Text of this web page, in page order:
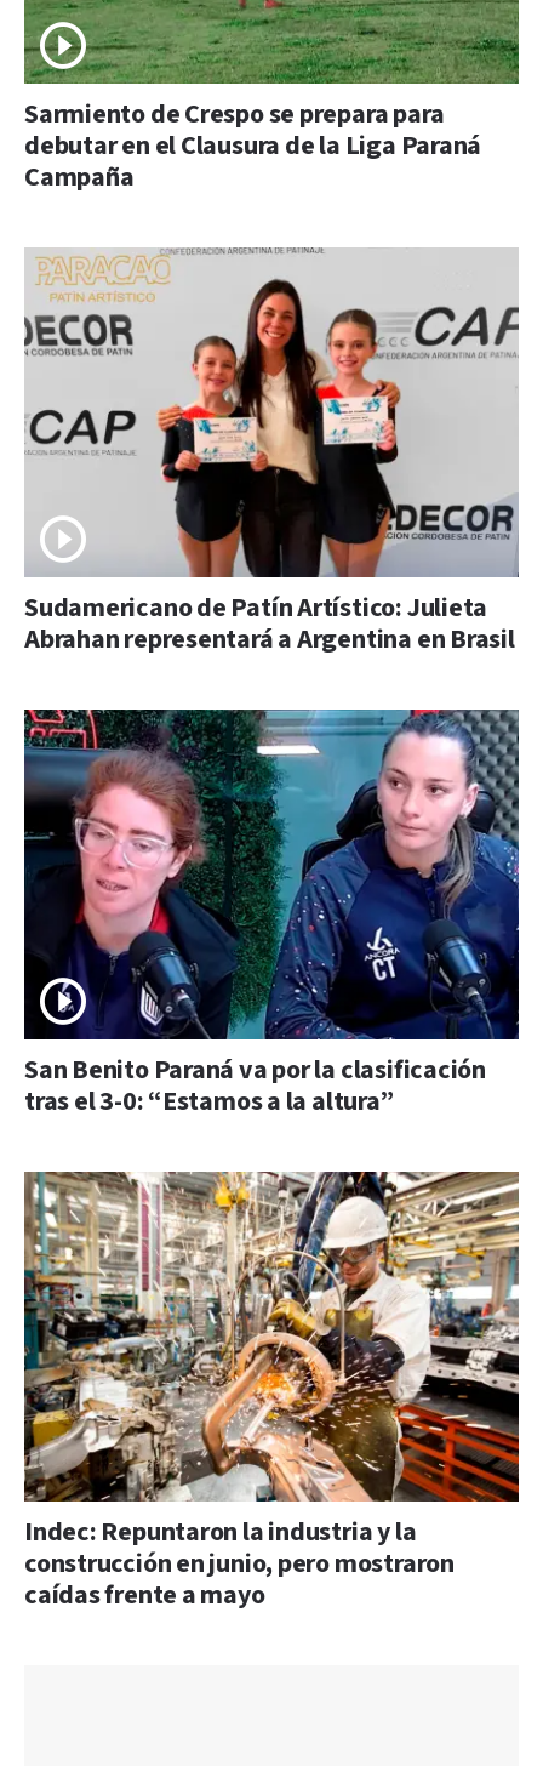
Sarmiento de Crespo se prepara para
debutar en el Clausura de la Liga Paraná
Campaña
Sudamericano de Patín Artístico: Julieta
Abrahan representará a Argentina en Brasil
San Benito Paraná va por la clasificación
tras el 3-0: “Estamos a la altura”
Indec: Repuntaron la industria y la
construcción en junio, pero mostraron
caídas frente a mayo